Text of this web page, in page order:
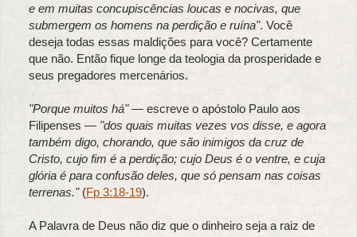
e em muitas concupiscências loucas e nocivas, que
submergem os homens na perdição e ruína". Você
deseja todas essas maldições para você? Certamente
que não. Então fique longe da teologia da prosperidade e
seus pregadores mercenários.
"Porque muitos há"— escreve o apóstolo Paulo aos
Filipenses — "dos quais muitas vezes vos disse, e agora
também digo, chorando, que são inimigos da cruz de
Cristo, cujo fim é a perdição; cujo Deus é o ventre, e cuja
glória é para confusão deles, que só pensam nas coisas
terrenas."(Fp 3:18-19).
A Palavra de Deus não diz que o dinheiro seja a raiz de